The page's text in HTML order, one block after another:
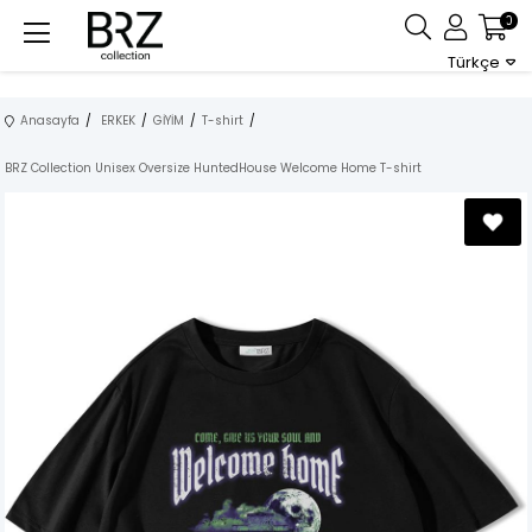
Türkçe
0
Anasayfa ERKEK GİYİM T-shirt
BRZ Collection Unisex Oversize HuntedHouse Welcome Home T-shirt